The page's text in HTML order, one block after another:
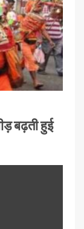
बढ़ती हुई